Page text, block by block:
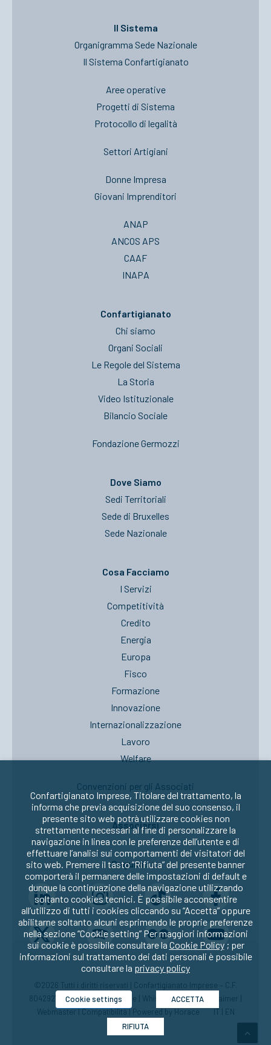
Il Sistema
Organigramma Sede Nazionale
Il Sistema Confartigianato
Aree operative
Progetti di Sistema
Protocollo di legalità
Settori Artigiani
Donne Impresa
Giovani Imprenditori
ANAP
ANCOS APS
CAAF
INAPA
Confartigianato
Chi siamo
Organi Sociali
Le Regole del Sistema
La Storia
Video Istituzionale
Bilancio Sociale
Fondazione Germozzi
Dove Siamo
Sedi Territoriali
Sede di Bruxelles
Sede Nazionale
Cosa Facciamo
I Servizi
Competitività
Credito
Energia
Europa
Fisco
Formazione
Innovazione
Internazionalizzazione
Lavoro
Welfare
Convenzioni per gli Associati
Associarsi
Seguici su:
©2026 Tutti i diritti riservati | Confartigianato Imprese – C.F.
80429270582 |Privacy|Cookie Whistleblowing|Disclaimer
Webmaster|Compatibilità| Powered by Horace IT EN
Confartigianato Imprese, Titolare del trattamento, la
informa che previa acquisizione del suo consenso, il
presente sito web potrà utilizzare cookies non
strettamente necessari al fine di personalizzare la
navigazione in linea con le preferenze dell’utente e di
effettuare l’analisi sui comportamenti dei visitatori del
sito web. Premere il tasto “Rifiuta” del presente banner
comporterà il permanere delle impostazioni di default e
dunque la continuazione della navigazione utilizzando
soltanto cookies tecnici. È possibile acconsentire
all’utilizzo di tutti i cookies cliccando su “Accetta” oppure
abilitarne soltanto alcuni esprimendo le proprie preferenze
nella sezione “Cookie setting” Per maggiori informazioni
sui cookie è possibile consultare la Cookie Policy; per
informazioni sul trattamento dei dati personali è possibile
consultare la privacy policy
Cookie settings ACCETTA
RIFIUTA